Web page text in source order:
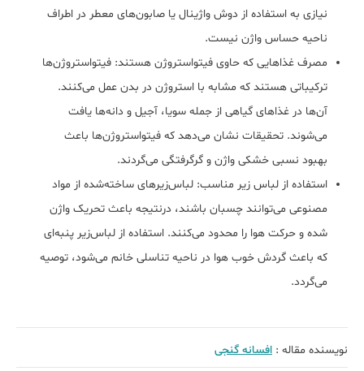
نیازی به استفاده از دوش واژینال یا صابون‌های معطر در اطراف
ناحیه حساس واژن نیست.
مصرف غذاهایی که حاوی فیتواستروژن هستند: فیتواستروژن‌ها
ترکیباتی هستند که مشابه با استروژن در بدن عمل می‌کنند.
آن‌ها در غذاهای گیاهی از جمله سویا، آجیل و دانه‌ها یافت
می‌شوند. تحقیقات نشان می‌دهد که فیتواستروژن‌ها باعث
بهبود نسبی خشکی واژن و گرگرفتگی می‌گردند.
استفاده از لباس زیر مناسب: لباس‌زیرهای ساخته‌شده از مواد
مصنوعی می‌توانند چسبان باشند، درنتیجه باعث تحریک واژن
شده و حرکت هوا را محدود می‌کنند. استفاده از لباس‌زیر پنبه‌ای
که باعث گردش خوب هوا در ناحیه تناسلی خانم می‌شود، توصیه
می‌گردد.
نویسنده مقاله : افسانه گنجی